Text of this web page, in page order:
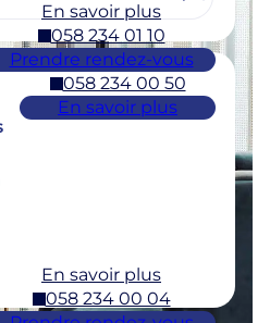
En savoir plus
058 234 01 10
Prendre rendez-vous
En savoir plus
058 234 00 04
058 234 00 50
En savoir plus